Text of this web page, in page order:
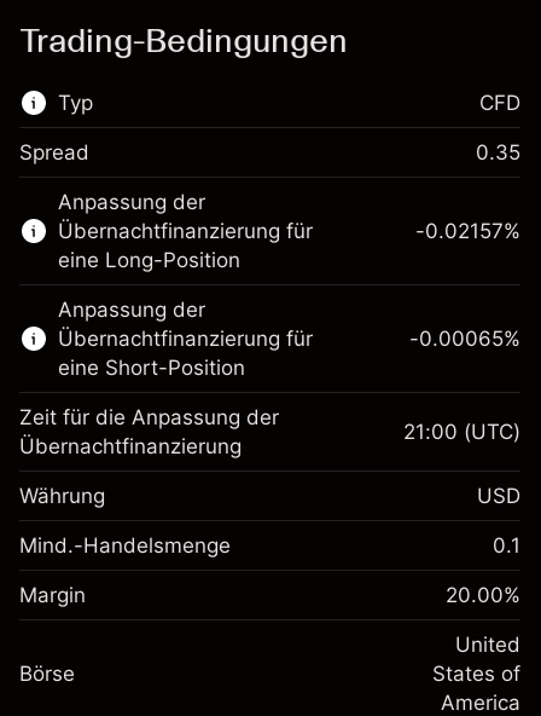
Trading-Bedingungen
Typ
Dieser Finanzmarkt steht für das CFD-
Trading zur Verfügung.
Erfahren Sie mehr über:
CFDs
CFD
Spread 0.35
Anpassung der
Übernachtfinanzierung für
eine Long-Position
Margin. Ihre Investition
$1,000.00
Anpassung der
Übernachtfinanzierung
fremdfinanzierten
(-$1.08)
~$5,000.00
-0.02157%
Anpassung der
Übernachtfinanzierung für
eine Short-Position
Margin. Ihre Investition
$1,000.00
Anpassung der
-0.000654
%
(-$0.03)
-0.00065%
Zeit für die Anpassung der
Übernachtfinanzierung
21:00 (UTC)
Währung USD
Mind.-Handelsmenge 0.1
Margin 20.00%
Börse
United
States of
America